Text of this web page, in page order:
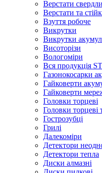
Верстати
Верстати та
Взуття робоче
Викрутки
Викрутки
Висоторізи
Вологоміри
Вся продукція
Газонокосарки
Гайковерти
Гайковерти
Головки торцеві
Головки торцеві
Гострозубці
Грилі
Далекоміри
Детектори
Детектори тепла
Диски алмазні